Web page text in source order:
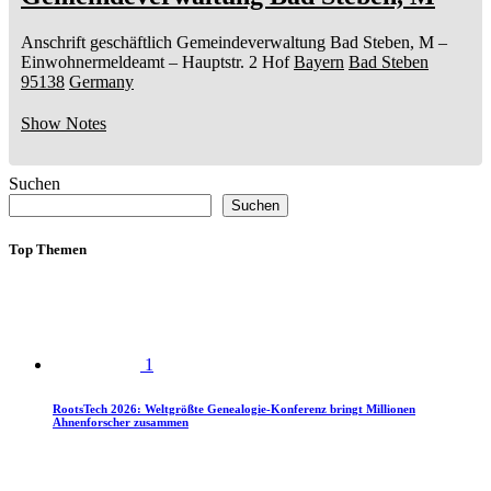
Anschrift geschäftlich Gemeindeverwaltung Bad Steben, M –
Einwohnermeldeamt – Hauptstr. 2 Hof Bayern Bad Steben
95138 Germany
Show Notes
Suchen
Suchen
Top Themen
1
RootsTech 2026: Weltgrößte Genealogie-Konferenz bringt Millionen
Ahnenforscher zusammen